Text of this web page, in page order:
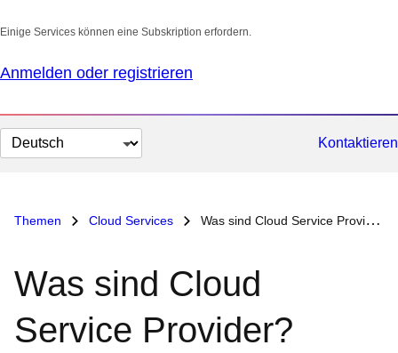
Einige Services können eine Subskription erfordern.
Anmelden oder registrieren
Sprache
auswählen
Kontaktieren
Themen Cloud Services Was sind Cloud Service Provider?
Was sind Cloud
Service Provider?